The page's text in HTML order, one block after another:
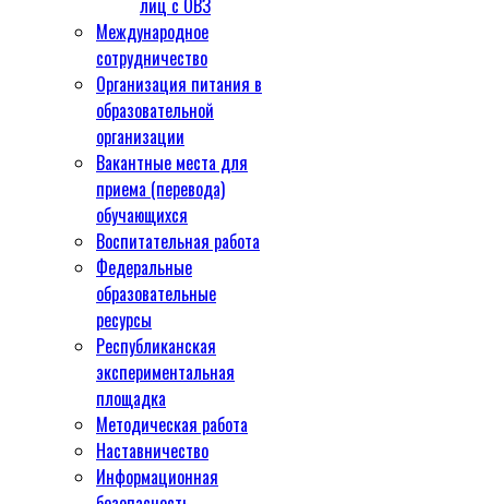
Международное
сотрудничество
Организация питания в
образовательной
организации
Вакантные места для
приема (перевода)
обучающихся
Воспитательная работа
Федеральные
образовательные
ресурсы
Республиканская
экспериментальная
площадка
Методическая работа
Наставничество
Информационная